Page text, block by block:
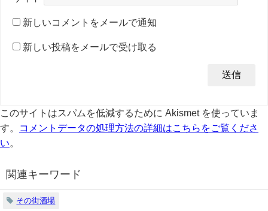
新しいコメントをメールで通知
新しい投稿をメールで受け取る
このサイトはスパムを低減するために Akismet を使っていま
す。
コメントデータの処理方法の詳細はこちらをご覧くださ
い。
関連キーワード
その街酒場